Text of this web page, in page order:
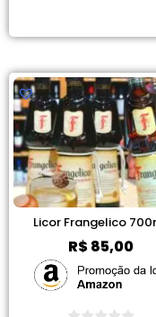
Licor Frangelico
R$85,00